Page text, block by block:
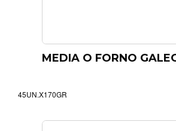
MEDIA O FORNO
45UN.X170GR